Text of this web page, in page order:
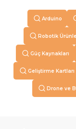
Arduino
Robotik
Güç Kaynakları
Geliştirme Kartları
Drone ve